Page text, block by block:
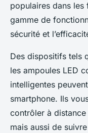
populaires dans
gamme de
sécurité et
Des dispositifs tels
les ampoules LED
intelligentes
smartphone. Ils
contrôler à
mais aussi de